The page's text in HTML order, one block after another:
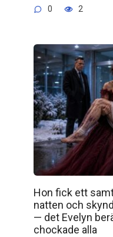
0 2
Hon fick ett
natten och
— det Evelyn
chockade alla